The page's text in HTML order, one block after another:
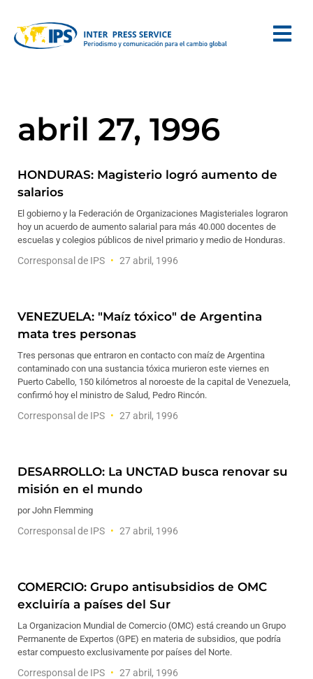
abril 27, 1996
HONDURAS: Magisterio logró aumento de
salarios
El gobierno y la Federación de Organizaciones Magisteriales lograron
hoy un acuerdo de aumento salarial para más 40.000 docentes de
escuelas y colegios públicos de nivel primario y medio de Honduras.
Corresponsal de IPS 27 abril, 1996
VENEZUELA: "Maíz tóxico" de Argentina
mata tres personas
Tres personas que entraron en contacto con maíz de Argentina
contaminado con una sustancia tóxica murieron este viernes en
Puerto Cabello, 150 kilómetros al noroeste de la capital de Venezuela,
confirmó hoy el ministro de Salud, Pedro Rincón.
Corresponsal de IPS 27 abril, 1996
DESARROLLO: La UNCTAD busca renovar su
misión en el mundo
por John Flemming
Corresponsal de IPS 27 abril, 1996
COMERCIO: Grupo antisubsidios de OMC
excluiría a países del Sur
La Organizacion Mundial de Comercio (OMC) está creando un Grupo
Permanente de Expertos (GPE) en materia de subsidios, que podría
estar compuesto exclusivamente por países del Norte.
Corresponsal de IPS 27 abril, 1996